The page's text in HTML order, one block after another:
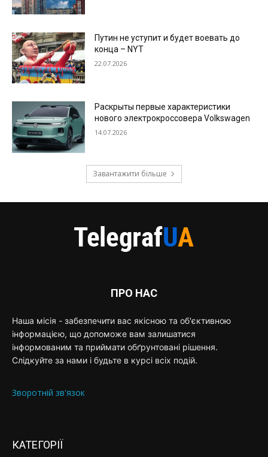
Путин не уступит и будет воевать до
конца – NYT
22.07.2026
Раскрыты первые характеристики
нового электрокроссовера Volkswagen
14.07.2026
Завантажити більше
ПРО НАС
Наша місія - забезпечити вас якісною та об'єктивною
інформацією, що допоможе вам залишатися
інформованим та приймати обґрунтовані рішення.
Слідкуйте за нами і будьте в курсі всіх подій.
Зворотній зв'язок
КАТЕГОРІЇ